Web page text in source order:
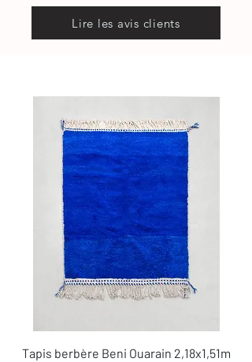
Lire les avis clients
Tapis berbère Beni Ouarain 2,18x1,51m